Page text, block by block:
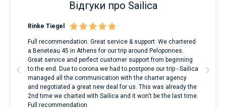
Відгуки про Sailica
Rinke Tiegel
Full recommendation. Great service & support. We chartered
a Beneteau 45 in Athens for our trip around Peloponnes.
Great service and perfect customer support from beginning
to the end. Due to corona we had to postpone our trip - Sailica
managed all the communication with the charter agency
and negotiated a great new deal for us. This was already the
2nd time we charted with Sailica and it won't be the last time.
Full recommendation